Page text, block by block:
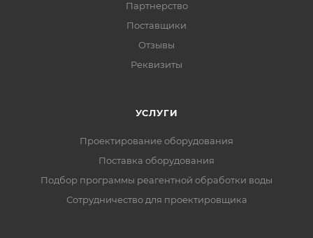
Партнерство
Поставщики
Отзывы
Реквизиты
УСЛУГИ
Проектирование оборудования
Поставка оборудования
Подбор программы реагентной обработки воды
Сотрудничество для проектировщика